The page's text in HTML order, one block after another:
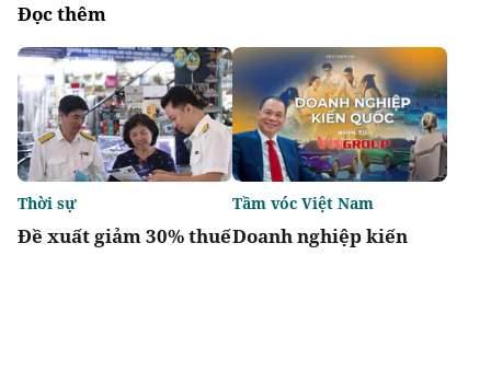
Đọc thêm
Đề xuất giảm 30% thuế
Thời sự
Doanh nghiệp kiến
Tầm vóc Việt Nam